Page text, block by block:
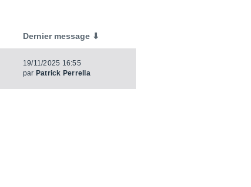
Dernier message ⬇
19/11/2025 16:55
par Patrick Perrella